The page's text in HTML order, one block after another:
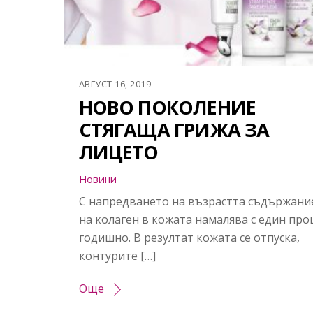
АВГУСТ 16, 2019
НОВО ПОКОЛЕНИЕ
СТЯГАЩА ГРИЖА ЗА
ЛИЦЕТО
Новини
С напредването на възрастта
на колаген в кожата намалява с един
годишно. В резултат кожата се отпуска,
контурите […]
Още